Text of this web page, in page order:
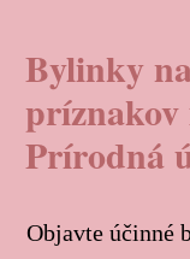
Bylinky
príznakov
Prírodná
Objavte účinné